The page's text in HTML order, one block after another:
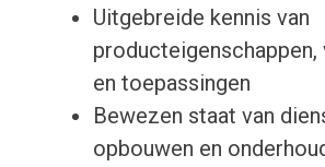
Uitgebreide kennis van
en toepassingen
Bewezen staat van
opbouwen en